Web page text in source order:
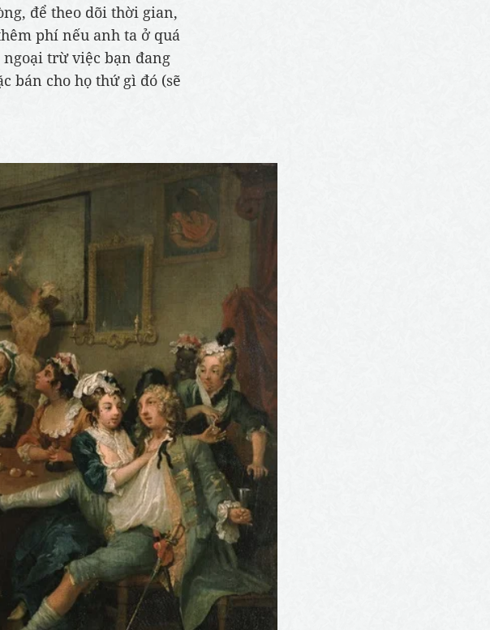
để theo dõi thời gian,
phí nếu anh ta ở quá
trừ việc bạn đang
bán cho họ thứ gì đó (sẽ